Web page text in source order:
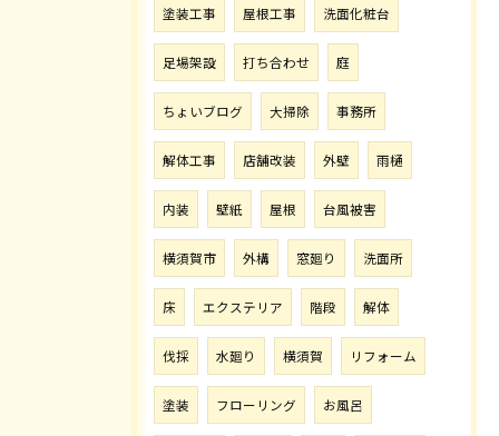
塗装工事 屋根工事 洗面化粧台
足場架設 打ち合わせ 庭
ちょいブログ 大掃除 事務所
解体工事 店舗改装 外壁 雨樋
内装 壁紙 屋根 台風被害
横須賀市 外構 窓廻り 洗面所
床 エクステリア 階段 解体
伐採 水廻り 横須賀 リフォーム
塗装 フローリング お風呂